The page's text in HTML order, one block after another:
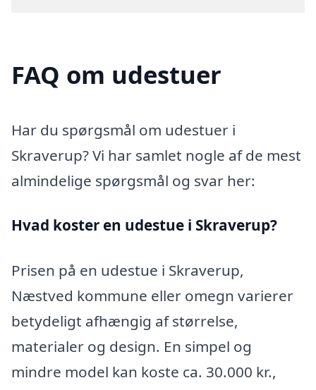
FAQ om udestuer
Har du spørgsmål om udestuer i
Skraverup? Vi har samlet nogle af de mest
almindelige spørgsmål og svar her:
Hvad koster en udestue i Skraverup?
Prisen på en udestue i Skraverup,
Næstved kommune eller omegn varierer
betydeligt afhængig af størrelse,
materialer og design. En simpel og
mindre model kan koste ca. 30.000 kr.,